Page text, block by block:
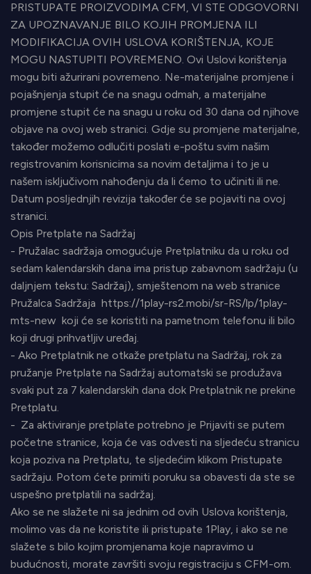
PRISTUPATE PROIZVODIMA CFM, VI STE ODGOVORNI
ZA UPOZNAVANJE BILO KOJIH PROMJENA ILI
MODIFIKACIJA OVIH USLOVA KORIŠTENJA, KOJE
MOGU NASTUPITI POVREMENO. Ovi Uslovi korištenja
mogu biti ažurirani povremeno. Ne-materijalne promjene i
pojašnjenja stupit će na snagu odmah, a materijalne
promjene stupit će na snagu u roku od 30 dana od njihove
objave na ovoj web stranici. Gdje su promjene materijalne,
također možemo odlučiti poslati e-poštu svim našim
registrovanim korisnicima sa novim detaljima i to je u
našem isključivom nahođenju da li ćemo to učiniti ili ne.
Datum posljednjih revizija također će se pojaviti na ovoj
stranici.
Opis Pretplate na Sadržaj
- Pružalac sadržaja omogućuje Pretplatniku da u roku od
sedam kalendarskih dana ima pristup zabavnom sadržaju (u
daljnjem tekstu: Sadržaj), smještenom na web stranice
Pružalca Sadržaja https://1play-rs2.mobi/sr-RS/lp/1play-
mts-new koji će se koristiti na pametnom telefonu ili bilo
koji drugi prihvatljiv uređaj.
- Ako Pretplatnik ne otkaže pretplatu na Sadržaj, rok za
pružanje Pretplate na Sadržaj automatski se produžava
svaki put za 7 kalendarskih dana dok Pretplatnik ne prekine
Pretplatu.
- Za aktiviranje pretplate potrebno je Prijaviti se putem
početne stranice, koja će vas odvesti na sljedeću stranicu
koja poziva na Pretplatu, te sljedećim klikom Pristupate
sadržaju. Potom ćete primiti poruku sa obavesti da ste se
uspešno pretplatili na sadržaj.
Ako se ne slažete ni sa jednim od ovih Uslova korištenja,
molimo vas da ne koristite ili pristupate 1Play, i ako se ne
slažete s bilo kojim promjenama koje napravimo u
budućnosti, morate završiti svoju registraciju s CFM-om.